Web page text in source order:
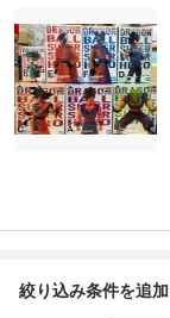
絞り込み条件を追加